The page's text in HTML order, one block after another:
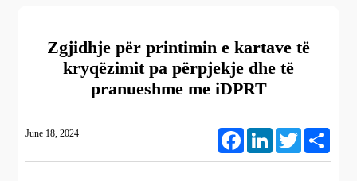
Zgjidhje për printimin e kartave të
kryqëzimit pa përpjekje dhe të
pranueshme me iDPRT
June 18, 2024 FacebookLinkedIn Twitter